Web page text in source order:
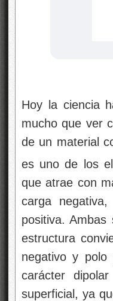
Hoy la ciencia
mucho que ver
de un material
es uno de los
que atrae con
carga
positiva.
estructura
negativo y polo
carácter
superficial, ya